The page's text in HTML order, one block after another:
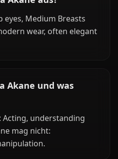
eyes, Medium Breasts
wear, often elegant
Akane und was
Acting, understanding
mag nicht: